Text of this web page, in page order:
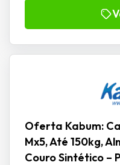
Oferta Kabum:
Mx5, Até 150kg,
Couro Sintético –